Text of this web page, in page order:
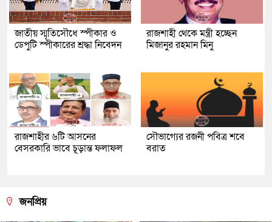
জাতীয় স্মৃতিসৌধে স্পীকার ও
ডেপুটি স্পীকারের শ্রদ্ধা নিবেদন
রাজশাহী থেকে মন্ত্রী হচ্ছেন
মিজানুর রহমান মিনু
রাজশাহীর ৬টি আসনের
বেসরকারি ভাবে চূড়ান্ত ফলাফল
সৌভাগ্যের রজনী পবিত্র শবে
বরাত
জনপ্রিয়